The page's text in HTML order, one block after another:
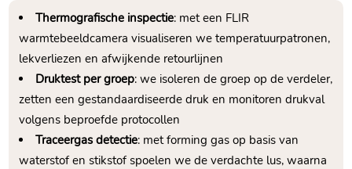
Thermografische inspectie: met een FLIR
warmtebeeldcamera visualiseren we temperatuurpatronen,
lekverliezen en afwijkende retourlijnen
Druktest per groep: we isoleren de groep op de verdeler,
zetten een gestandaardiseerde druk en monitoren drukval
volgens beproefde protocollen
Traceergas detectie: met forming gas op basis van
waterstof en stikstof spoelen we de verdachte lus, waarna